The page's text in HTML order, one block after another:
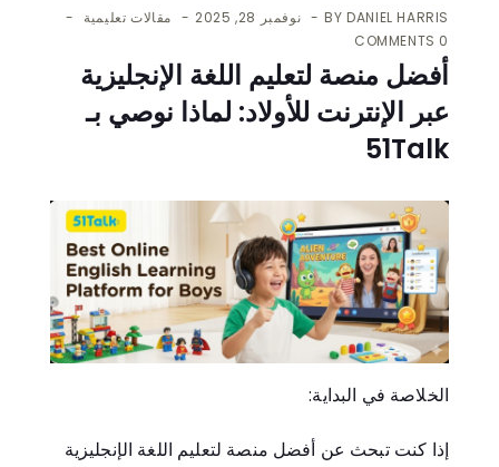
BYDANIEL HARRIS نوفمبر 28, 2025
مقالات تعليمية
0 COMMENTS
أفضل منصة لتعليم اللغة الإنجليزية
عبر الإنترنت للأولاد: لماذا نوصي بـ
51Talk
الخلاصة في البداية:
إذا كنت تبحث عن أفضل منصة لتعليم اللغة الإنجليزية